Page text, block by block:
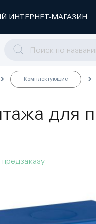
ИНТЕРНЕТ-МАГАЗИН
Комплектующие
для